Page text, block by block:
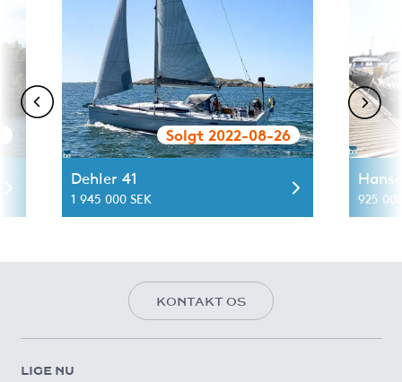
Solgt 2022-08-26
Dehler 41
1 945 000 SEK 925
KONTAKT OS
LIGE NU